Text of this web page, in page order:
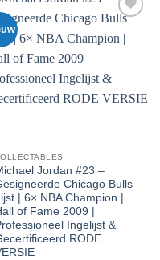
aan
Jordan #23 –
Chicago Bulls
| 6× NBA Champion |
of Fame 2009 |
Ingelijst &
RODE